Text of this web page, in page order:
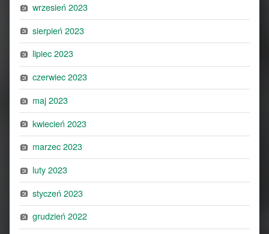
wrzesień 2023
sierpień 2023
lipiec 2023
czerwiec 2023
maj 2023
kwiecień 2023
marzec 2023
luty 2023
styczeń 2023
grudzień 2022